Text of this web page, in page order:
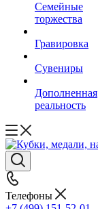
Семейные
торжества
Гравировка
Сувениры
Дополненная
реальность
Телефоны